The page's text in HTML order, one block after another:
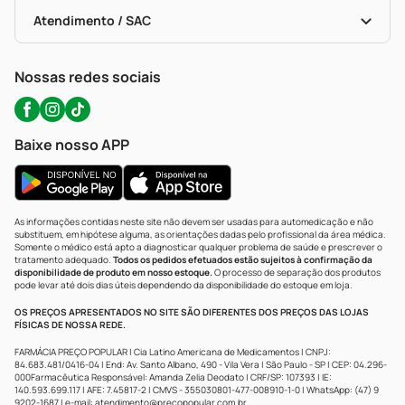
Políticas De Marketplace
Autoteste Covid-19
Certificado De Segurança
Portal Da Privacidade
Atendimento / SAC
WhatsApp (47) 9202-1687
Nossas redes sociais
Baixe nosso APP
As informações contidas neste site não devem ser usadas para automedicação e não
substituem, em hipótese alguma, as orientações dadas pelo profissional da área médica.
Somente o médico está apto a diagnosticar qualquer problema de saúde e prescrever o
tratamento adequado. Todos os pedidos efetuados estão sujeitos à confirmação da
disponibilidade de produto em nosso estoque.O processo de separação dos produtos
pode levar até dois dias úteis dependendo da disponibilidade do estoque em loja.
OS PREÇOS APRESENTADOS NO SITE SÃO DIFERENTES DOS PREÇOS DAS LOJAS
FÍSICAS DE NOSSA REDE.
FARMÁCIA PREÇO POPULAR | Cia Latino Americana de Medicamentos | CNPJ:
84.683.481/0416-04 | End: Av. Santo Albano, 490 - Vila Vera | São Paulo - SP | CEP: 04.296-
000Farmacêutica Responsável: Amanda Zelia Deodato | CRF/SP: 107393 | IE:
140.593.699.117 | AFE: 7.45817-2 | CMVS - 355030801-477-008910-1-0 | WhatsApp: (47) 9
9202-1687 | e-mail: atendimento@precopopular.com.br.